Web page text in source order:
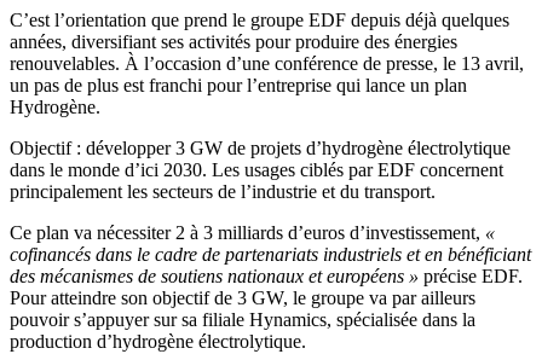
C’est l’orientation que prend le groupe EDF depuis déjà quelques
années, diversifiant ses activités pour produire des énergies
renouvelables. À l’occasion d’une conférence de presse, le 13 avril,
un pas de plus est franchi pour l’entreprise qui lance un plan
Hydrogène.
Objectif : développer 3 GW de projets d’hydrogène électrolytique
dans le monde d’ici 2030. Les usages ciblés par EDF concernent
principalement les secteurs de l’industrie et du transport.
Ce plan va nécessiter 2 à 3 milliards d’euros d’investissement, «
cofinancés dans le cadre de partenariats industriels et en bénéficiant
des mécanismes de soutiens nationaux et européens » précise EDF.
Pour atteindre son objectif de 3 GW, le groupe va par ailleurs
pouvoir s’appuyer sur sa filiale Hynamics, spécialisée dans la
production d’hydrogène électrolytique.